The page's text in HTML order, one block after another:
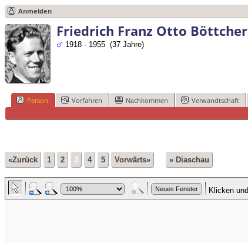
Anmelden
Friedrich Franz Otto Böttcher
1918 - 1955 (37 Jahre)
Person Vorfahren Nachkommen Verwandtschaft
«Zurück 1 2 3 4 5 Vorwärts» » Diaschau